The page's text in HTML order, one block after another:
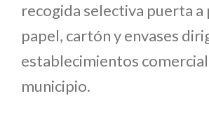
recogida selectiva puerta a
papel, cartón y envases
establecimientos
municipio.